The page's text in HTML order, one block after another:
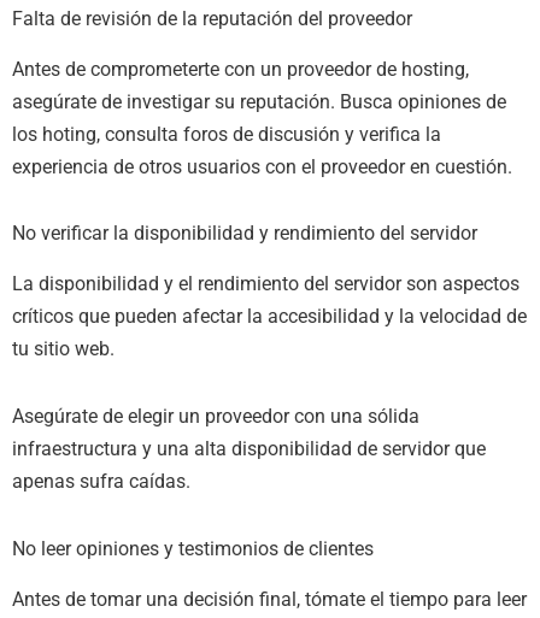
Falta de revisión de la reputación del proveedor
Antes de comprometerte con un proveedor de hosting,
asegúrate de investigar su reputación. Busca opiniones de
los hoting, consulta foros de discusión y verifica la
experiencia de otros usuarios con el proveedor en cuestión.
No verificar la disponibilidad y rendimiento del servidor
La disponibilidad y el rendimiento del servidor son aspectos
críticos que pueden afectar la accesibilidad y la velocidad de
tu sitio web.
Asegúrate de elegir un proveedor con una sólida
infraestructura y una alta disponibilidad de servidor que
apenas sufra caídas.
No leer opiniones y testimonios de clientes
Antes de tomar una decisión final, tómate el tiempo para leer